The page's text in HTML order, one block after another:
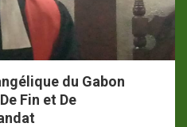
du Gabon
Fin et De